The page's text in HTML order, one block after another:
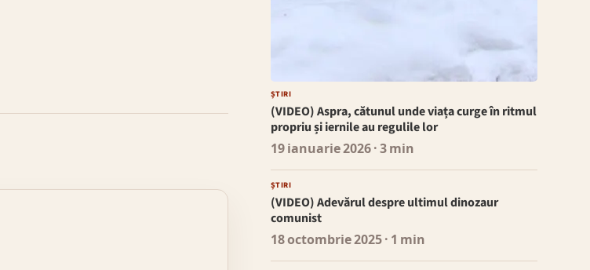
ȘTIRI
(VIDEO) Aspra, cătunul unde viața curge în ritmul
propriu și iernile au regulile lor
19 ianuarie 2026· 3 min
ȘTIRI
(VIDEO) Adevărul despre ultimul dinozaur
comunist
18 octombrie 2025· 1 min